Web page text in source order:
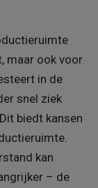
maar ook voor
in de
snel ziek
biedt kansen
kan
– de